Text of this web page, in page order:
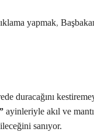
yapmak,
duracağını
ayinleriyle akıl ve
sanıyor.